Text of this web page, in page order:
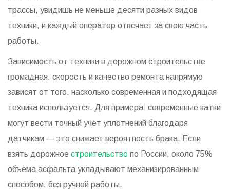
трассы, увидишь не меньше десяти разных видов
техники, и каждый оператор отвечает за свою часть
работы.
Зависимость от техники в дорожном строительстве
громадная: скорость и качество ремонта напрямую
зависят от того, насколько современная и подходящая
техника используется. Для примера: современные катки
могут вести точный учёт уплотнений благодаря
датчикам — это снижает вероятность брака. Если
взять дорожное строительство по России, около 75%
объёма асфальта укладывают механизированным
способом, без ручной работы.